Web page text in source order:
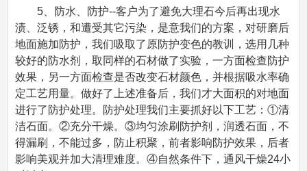
5、防水、防护--客户为了避免大理石今后再出现水
渍、泛锈，和遭受其它污染，是意我们的方案，对研磨后
地面施加防护，我们吸取了原防护变色的教训，选用几种
较好的防水剂，取同样的石材做了实验，一方面检查防护
效果，另一方面检查是否改变石材颜色，并根据吸水率确
定工艺用量。做好了上述准备后，我们才大面积的对地面
进行了防护处理。防护处理我们主要抓好以下工艺：①清
洁石面。②充分干燥。③均匀涂刷防护剂，润透石面，不
得漏刷，不能过多，防止积聚，前者影响防护效果，后者
影响美观并加大清理难度。④自然条件下，通风干燥24小